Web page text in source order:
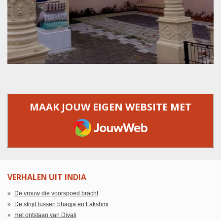
MAAK JOUW EIGEN WEBSITE MET
JOUWWEB
VERHALEN UIT INDIA
De vrouw die voorspoed bracht
De strijd tussen bhagja en Lakshmi
Het ontstaan van Divali